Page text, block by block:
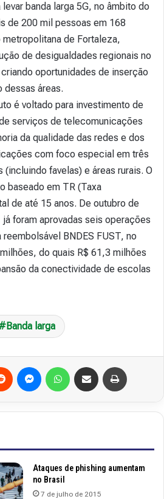
banda larga 5G, no âmbito do
de 200 mil pessoas em 168
de Fortaleza,
de desigualdades regionais no
oportunidades de inserção
dessas áreas.
é voltado para investimento de
serviços de telecomunicações
da qualidade das redes e dos
com foco especial em três
favelas) e áreas rurais. O
baseado em TR (Taxa
de até 15 anos. De outubro de
foram aprovadas seis operações
BNDES FUST, no
do quais R$ 61,3 milhões
da conectividade de escolas
Banda larga
Ataques de phishing aumentam
no Brasil
7 de julho de 2015